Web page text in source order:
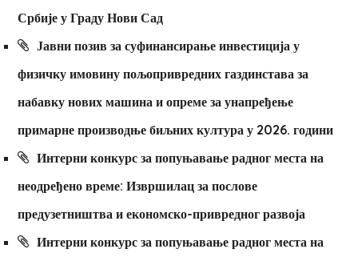
Србије у Граду Нови Сад
Јавни позив за суфинансирање инвестиција у
физичку имовину пољопривредних газдинстава за
набавку нових машина и опреме за унапређење
примарне производње биљних култура у 2026. години
Интерни конкурс за попуњавање радног места на
неодређено време: Извршилац за послове
предузетништва и економско-привредног развоја
Интерни конкурс за попуњавање радног места на